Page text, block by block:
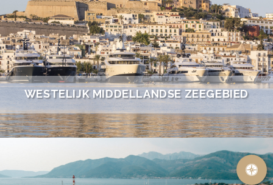
WESTELIJK MIDDELLANDSE ZEEGEBIED